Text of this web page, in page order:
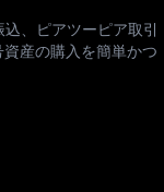
、ピアツーピア取引
産の購入を簡単かつ